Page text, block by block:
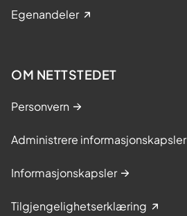
Egenandeler
OM NETTSTEDET
Personvern
Administrere informasjonskapsler
Informasjonskapsler
Tilgjengelighetserklæring